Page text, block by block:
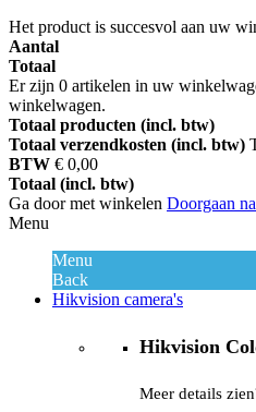
Het product is succesvol aan uw
Aantal
Totaal
Er zijn 0 artikelen in uw
winkelwagen.
Totaal producten (incl. btw)
Totaal verzendkosten (incl. btw)
BTW € 0,00
Totaal (incl. btw)
Ga door met winkelen Doorgaan
Menu
Menu
Back
Hikvision camera's
Hikvision
Meer details